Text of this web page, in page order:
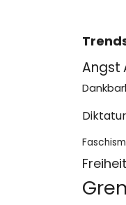
Angst
Diktatur
Freiheit